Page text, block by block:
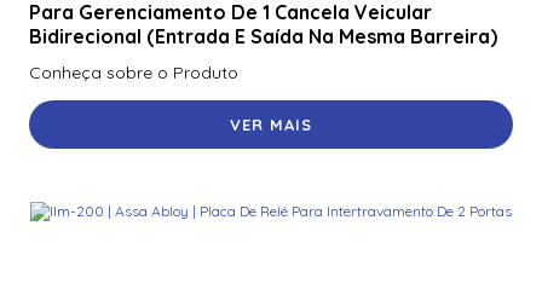
Para Gerenciamento De 1 Cancela Veicular
Bidirecional (Entrada E Saída Na Mesma Barreira)
Conheça sobre o Produto
VER MAIS